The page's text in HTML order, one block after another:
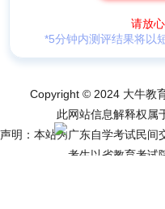
请放
*5分钟内测评结果将以
Copyright © 2024 大牛教
此网站信息解释权属
声明：本站为广东自学考试民间
考生以省教育考试
网站导航